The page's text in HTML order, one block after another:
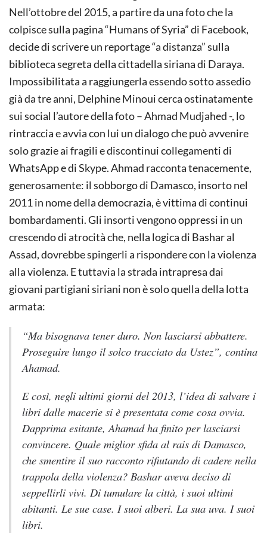
Nell’ottobre del 2015, a partire da una foto che la
colpisce sulla pagina “Humans of Syria” di Facebook,
decide di scrivere un reportage “a distanza” sulla
biblioteca segreta della cittadella siriana di Daraya.
Impossibilitata a raggiungerla essendo sotto assedio
già da tre anni, Delphine Minoui cerca ostinatamente
sui social l’autore della foto – Ahmad Mudjahed -, lo
rintraccia e avvia con lui un dialogo che può avvenire
solo grazie ai fragili e discontinui collegamenti di
WhatsApp e di Skype. Ahmad racconta tenacemente,
generosamente: il sobborgo di Damasco, insorto nel
2011 in nome della democrazia, è vittima di continui
bombardamenti. Gli insorti vengono oppressi in un
crescendo di atrocità che, nella logica di Bashar al
Assad, dovrebbe spingerli a rispondere con la violenza
alla violenza. E tuttavia la strada intrapresa dai
giovani partigiani siriani non è solo quella della lotta
armata:
“Ma bisognava tener duro. Non lasciarsi abbattere.
Proseguire lungo il solco tracciato da Ustez”, contina
Ahamad.
E così, negli ultimi giorni del 2013, l’idea di salvare i
libri dalle macerie si è presentata come cosa ovvia.
Dapprima esitante, Ahamad ha finito per lasciarsi
convincere. Quale miglior sfida al rais di Damasco,
che smentire il suo racconto rifiutando di cadere nella
trappola della violenza? Bashar aveva deciso di
seppellirli vivi. Di tumulare la città, i suoi ultimi
abitanti. Le sue case. I suoi alberi. La sua uva. I suoi
libri.